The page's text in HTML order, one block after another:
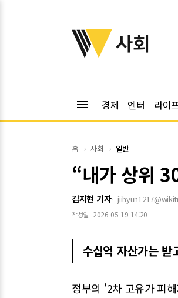
위키트리
사회
menu 경제 엔터 라이
홈 사회 일반
“내가 상위
김지현 기자
작성일 2026-05-19 14:20
수십억 자산가는 받
정부의 '2차 고유가 피